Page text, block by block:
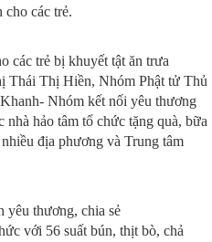
cho các trẻ.
các trẻ bị khuyết tật ăn trưa
Thái Thị Hiền, Nhóm Phật tử Thủ
Nhóm kết nối yêu thương
hảo tâm tổ chức tặng quà, bữa
địa phương và Trung tâm
yêu thương, chia sẻ
với 56 suất bún, thịt bò, chả